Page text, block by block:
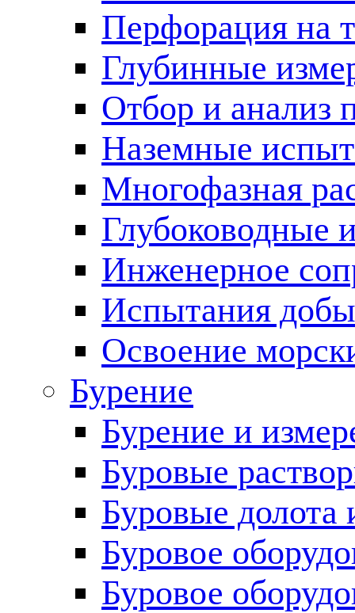
Перфорация на
Глубинные
Отбор и анализ
Наземные
Многофазная
Глубоководные
Инженерное
Испытания
Освоение
Бурение
Бурение и
Буровые
Буровые долота
Буровое
Буровое